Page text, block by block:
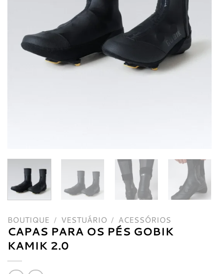
BOUTIQUE / VESTUÁRIO / ACESSÓRIOS
CAPAS PARA OS PÉS GOBIK
KAMIK 2.0